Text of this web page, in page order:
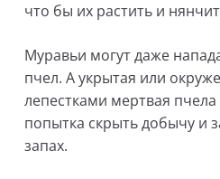
что бы их растить и
Муравьи могут даже
пчел. А укрытая или
лепестками мертвая
попытка скрыть добычу и
запах.